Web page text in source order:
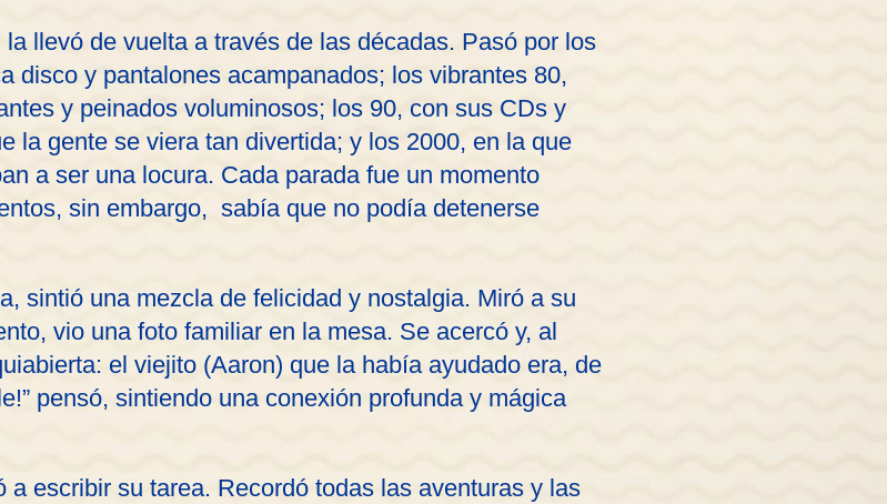
llevó de vuelta a través de las décadas. Pasó por los
disco y pantalones acampanados; los vibrantes 80,
y peinados voluminosos; los 90, con sus CDs y
la gente se viera tan divertida; y los 2000, en la que
a ser una locura. Cada parada fue un momento
sin embargo, sabía que no podía detenerse
sintió una mezcla de felicidad y nostalgia. Miró a su
vio una foto familiar en la mesa. Se acercó y, al
el viejito (Aaron) que la había ayudado era, de
pensó, sintiendo una conexión profunda y mágica
a escribir su tarea. Recordó todas las aventuras y las